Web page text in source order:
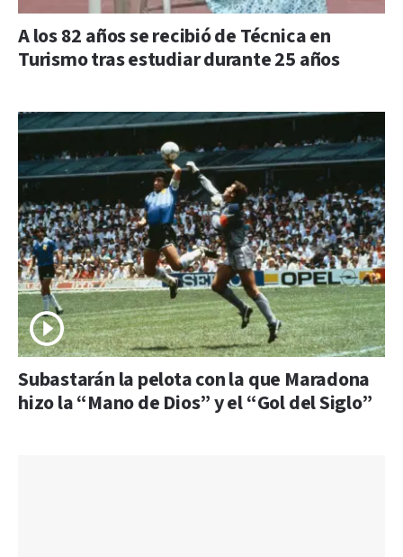
A los 82 años se recibió de Técnica en
Turismo tras estudiar durante 25 años
Subastarán la pelota con la que Maradona
hizo la “Mano de Dios” y el “Gol del Siglo”